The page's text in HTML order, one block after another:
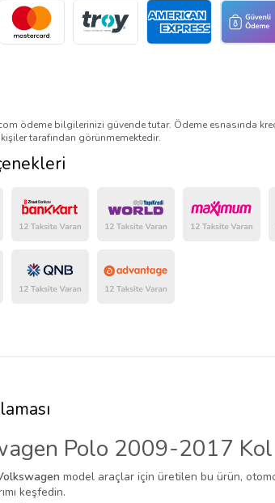
ödeme bilgilerinizi güvende tutar. Ödeme esnasında
tarafından görünmemektedir.
Polo 2009-2017
model araçlar için üretilen bu ürün,
keşfedin.